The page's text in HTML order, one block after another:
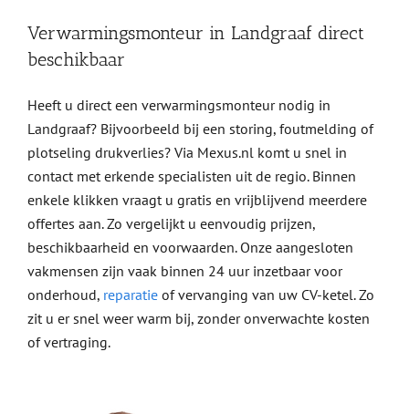
Verwarmingsmonteur in Landgraaf direct
beschikbaar
Heeft u direct een verwarmingsmonteur nodig in
Landgraaf? Bijvoorbeeld bij een storing, foutmelding of
plotseling drukverlies? Via Mexus.nl komt u snel in
contact met erkende specialisten uit de regio. Binnen
enkele klikken vraagt u gratis en vrijblijvend meerdere
offertes aan. Zo vergelijkt u eenvoudig prijzen,
beschikbaarheid en voorwaarden. Onze aangesloten
vakmensen zijn vaak binnen 24 uur inzetbaar voor
onderhoud, reparatieof vervanging van uw CV-ketel. Zo
zit u er snel weer warm bij, zonder onverwachte kosten
of vertraging.